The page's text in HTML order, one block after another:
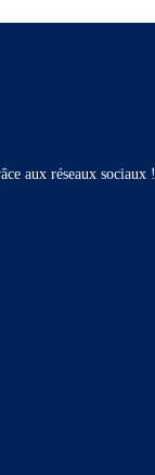
aux réseaux sociaux !